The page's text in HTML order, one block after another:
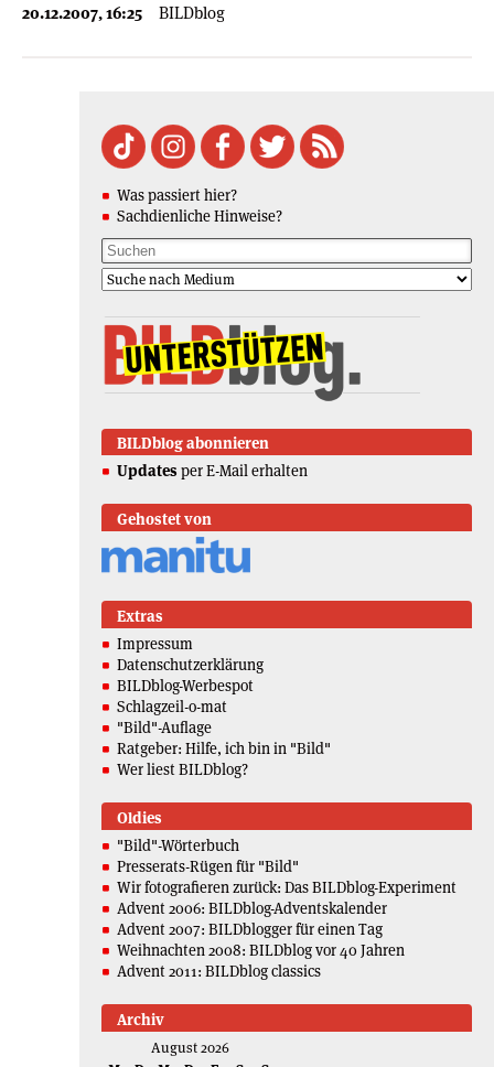
20.12.2007, 16:25 BILDblog
Was passiert hier?
Sachdienliche Hinweise?
BILDblog abonnieren
Updates per E-Mail erhalten
Gehostet von
Extras
Impressum
Datenschutzerklärung
BILDblog-Werbespot
Schlagzeil-o-mat
"Bild"-Auflage
Ratgeber: Hilfe, ich bin in "Bild"
Wer liest BILDblog?
Oldies
"Bild"-Wörterbuch
Presserats-Rügen für "Bild"
Wir fotografieren zurück: Das BILDblog-Experiment
Advent 2006: BILDblog-Adventskalender
Advent 2007: BILDblogger für einen Tag
Weihnachten 2008: BILDblog vor 40 Jahren
Advent 2011: BILDblog classics
Archiv
August 2026